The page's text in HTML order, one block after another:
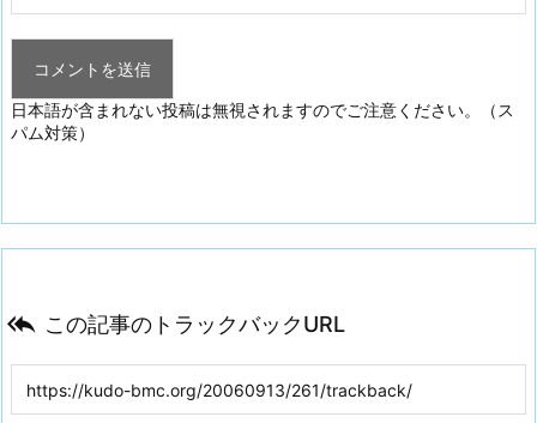
日本語が含まれない投稿は無視されますのでご注意ください。（ス
パム対策）
 この記事のトラックバックURL